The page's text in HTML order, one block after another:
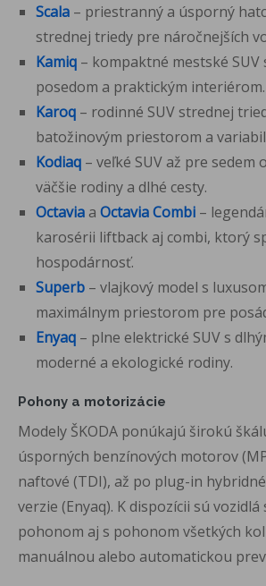
Scala – priestranný a úsporný
strednej triedy pre náročnejších
Kamiq – kompaktné mestské SUV
posedom a praktickým interiérom.
Karoq – rodinné SUV strednej
batožinovým priestorom a
Kodiaq – veľké SUV až pre sedem
väčšie rodiny a dlhé cesty.
Octavia a Octavia Combi –
karosérii liftback aj combi, ktorý
hospodárnosť.
Superb – vlajkový model s
maximálnym priestorom pre
Enyaq – plne elektrické SUV s
moderné a ekologické rodiny.
Pohony a motorizácie
Modely ŠKODA ponúkajú širokú
úsporných benzínových motorov
naftové (TDI), až po plug-in
verzie (Enyaq). K dispozícii sú vozidlá
pohonom aj s pohonom všetkých
manuálnou alebo automatickou